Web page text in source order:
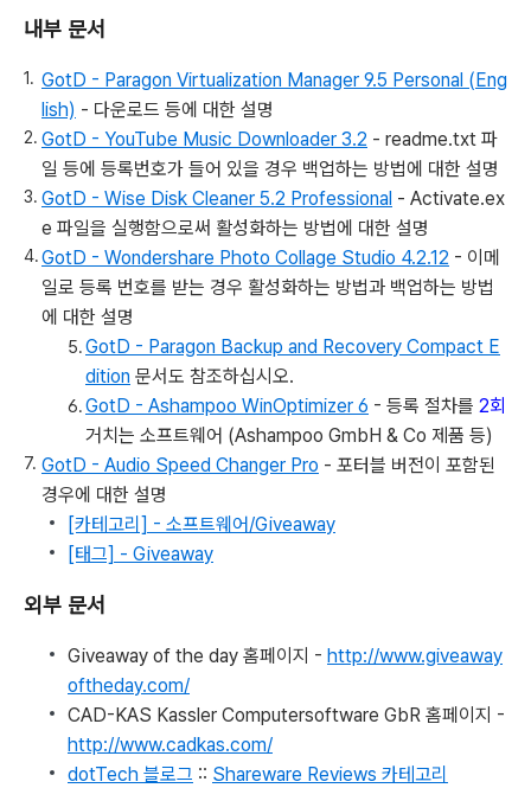
내부 문서
GotD - Paragon Virtualization Manager 9.5 Personal (Eng
lish) - 다운로드 등에 대한 설명
GotD - YouTube Music Downloader 3.2 - readme.txt 파
일 등에 등록번호가 들어 있을 경우 백업하는 방법에 대한 설명
GotD - Wise Disk Cleaner 5.2 Professional - Activate.ex
e 파일을 실행함으로써 활성화하는 방법에 대한 설명
GotD - Wondershare Photo Collage Studio 4.2.12 - 이메
일로 등록 번호를 받는 경우 활성화하는 방법과 백업하는 방법
에 대한 설명
GotD - Paragon Backup and Recovery Compact E
dition 문서도 참조하십시오.
GotD - Ashampoo WinOptimizer 6 - 등록 절차를 2회
거치는 소프트웨어 (Ashampoo GmbH & Co 제품 등)
GotD - Audio Speed Changer Pro - 포터블 버전이 포함된
경우에 대한 설명
[카테고리] - 소프트웨어/Giveaway
[태그] - Giveaway
외부 문서
Giveaway of the day 홈페이지 - http://www.giveaway
oftheday.com/
CAD-KAS Kassler Computersoftware GbR 홈페이지 -
http://www.cadkas.com/
dotTech 블로그 :: Shareware Reviews 카테고리